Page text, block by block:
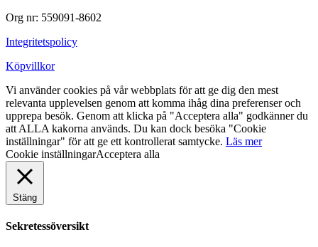
Org nr: 559091-8602
Integritetspolicy
Köpvillkor
Vi använder cookies på vår webbplats för att ge dig den mest
relevanta upplevelsen genom att komma ihåg dina preferenser och
upprepa besök. Genom att klicka på "Acceptera alla" godkänner du
att ALLA kakorna används. Du kan dock besöka "Cookie
inställningar" för att ge ett kontrollerat samtycke. Läs mer
Cookie inställningarAcceptera alla
Stäng
Sekretessöversikt